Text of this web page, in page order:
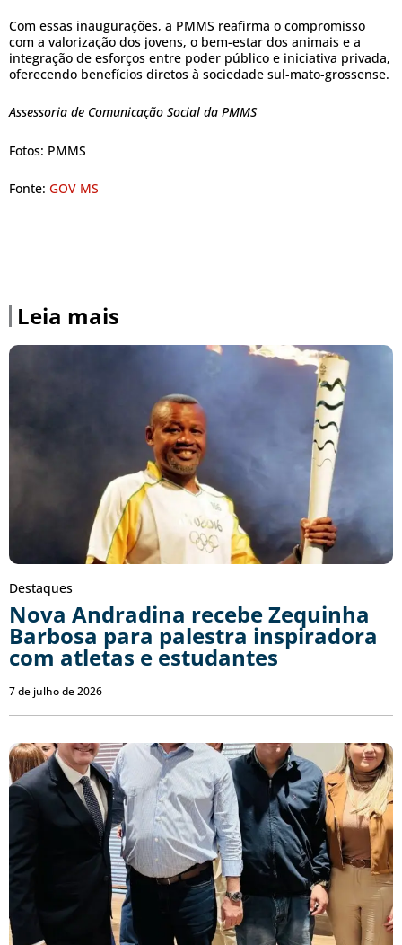
Com essas inaugurações, a PMMS reafirma o compromisso
com a valorização dos jovens, o bem-estar dos animais e a
integração de esforços entre poder público e iniciativa privada,
oferecendo benefícios diretos à sociedade sul-mato-grossense.
Assessoria de Comunicação Social da PMMS
Fotos: PMMS
Fonte: GOV MS
Leia mais
Destaques
Nova Andradina recebe Zequinha
Barbosa para palestra inspiradora
com atletas e estudantes
7 de julho de 2026